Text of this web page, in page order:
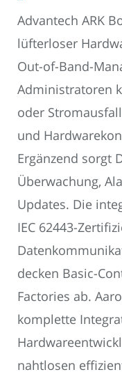
Advantech ARK
lüfterloser
Out-of-Band-
Administratoren
oder
und
Ergänzend sorgt
Überwachung,
Updates. Die
IEC 62443-
decken Basic-
Factories ab.
komplette
nahtlosen